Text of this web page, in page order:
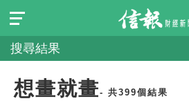
搜尋結果
想畫就畫- 共399個結果